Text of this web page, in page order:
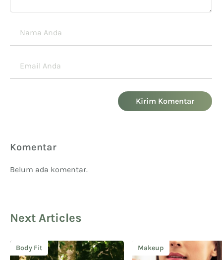
Kirim Komentar
Komentar
Belum ada komentar.
Next Articles
Body Fit Makeup